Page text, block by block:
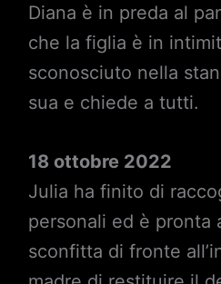
Diana è in preda al
che la figlia è in
sconosciuto nella
sua e chiede a tutti.
18 ottobre 2022
Julia ha finito di
personali ed è pronta
sconfitta di fronte